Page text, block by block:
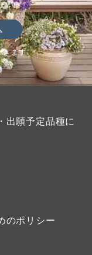
きます。
出願予定品種に
のポリシー